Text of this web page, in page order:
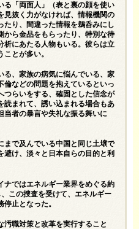
る「両面人」（表と裏の顔を使い
見抜く力がなければ、情報機関の
たり、間違った情報を鵜呑みにし
から金品をもらったり、特別な待
析にあたる人物もいる。彼らは立
とが多い。
る、家族の病気に悩んでいる、家
倫などの問題を抱えているといっ
つらいをする、確固とした信念が
読まれて、誘い込まれる場合もあ
当者の暴言や失礼な振る舞いに
まで及んでいる中国と同じ土壌で
避け、淡々と日本自らの目的と利
ナではエネルギー業界をめぐる約
この捜査を受けて、エネルギー
止となった。
汚職対策と改革を実行すること